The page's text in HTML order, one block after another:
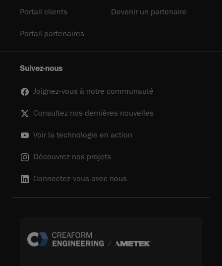
Portail clients Devenir un partenaire
Portail partenaires
Suivez-nous
Joignez-vous à notre communauté
Consultez nos dernières nouvelles
Voir la technologie en action
Découvrez nos projets
Connectez-vous avec nous